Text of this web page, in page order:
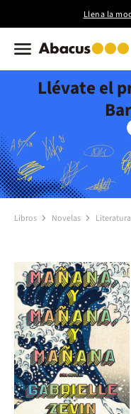
Llena la
Llévate el
Libros Novelas Literatura